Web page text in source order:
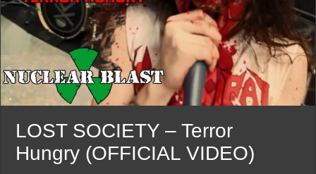
LOST SOCIETY – Terror
Hungry (OFFICIAL VIDEO)